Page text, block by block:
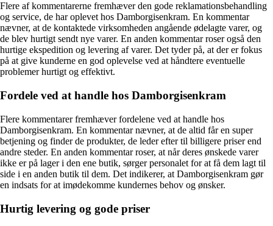
Flere af kommentarerne fremhæver den gode reklamationsbehandling
og service, de har oplevet hos Damborgisenkram. En kommentar
nævner, at de kontaktede virksomheden angående ødelagte varer, og
de blev hurtigt sendt nye varer. En anden kommentar roser også den
hurtige ekspedition og levering af varer. Det tyder på, at der er fokus
på at give kunderne en god oplevelse ved at håndtere eventuelle
problemer hurtigt og effektivt.
Fordele ved at handle hos Damborgisenkram
Flere kommentarer fremhæver fordelene ved at handle hos
Damborgisenkram. En kommentar nævner, at de altid får en super
betjening og finder de produkter, de leder efter til billigere priser end
andre steder. En anden kommentar roser, at når deres ønskede varer
ikke er på lager i den ene butik, sørger personalet for at få dem lagt til
side i en anden butik til dem. Det indikerer, at Damborgisenkram gør
en indsats for at imødekomme kundernes behov og ønsker.
Hurtig levering og gode priser